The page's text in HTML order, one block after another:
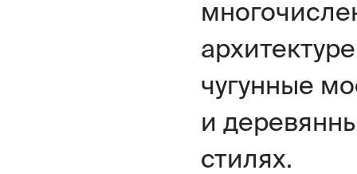
чугунные
и
стилях.